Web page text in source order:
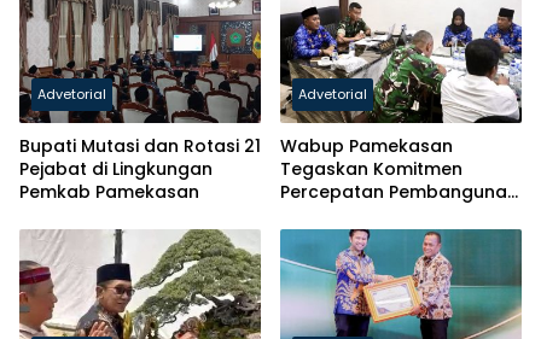
Advetorial
Bupati Mutasi dan Rotasi 21
Pejabat di Lingkungan
Pemkab Pamekasan
Advetorial
Wabup Pamekasan
Tegaskan Komitmen
Percepatan Pembangunan